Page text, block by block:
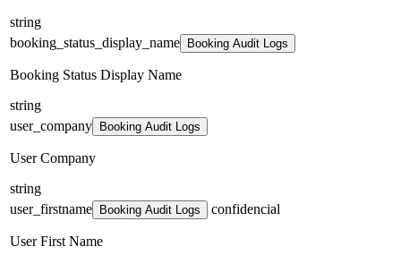
string
booking_status_display_name
Booking Audit Logs
Booking Status Display Name
string
user_company
Booking Audit Logs
User Company
string
user_firstname
Booking Audit Logs confidencial
User First Name